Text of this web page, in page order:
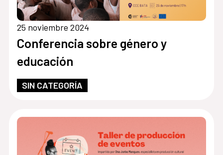
25 noviembre 2024
Conferencia sobre género y
educación
SIN CATEGORÍA